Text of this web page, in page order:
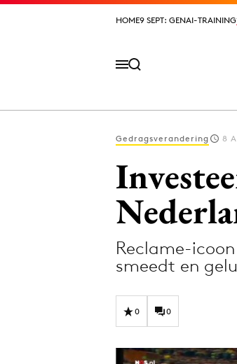
HOME9 SEPT: GENAI-TRAINING
HOME9 SEPT: GENAI-TRAINING
Gedragsverandering 8
Reclame-
smeedt en
0 0